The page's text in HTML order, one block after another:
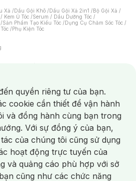
Xả /Dầu Gội Khô /Dầu Gội Xả 2in1 /Bộ Gội Xả /
Kem Ủ Tóc /Serum / Dầu Dưỡng Tóc /
/Sản Phẩm Tạo Kiểu Tóc /Dụng Cụ Chăm Sóc Tóc /
/Phụ Kiện Tóc
/Mặt Nạ Xông Hơi /Nước Rửa Tay/
Đánh Răng /Bàn Chải Điện/
/Máy Tăm Nước/ Nước Súc Miệng/
/ Dung Dịch Vệ Sinh/Dưỡng Vùng Kín/
Vệ Sinh/Tampon/Bọt Cạo Râu /Dao Cạo Râu/
/ Mất Nước/ Da Lão Hóa/ Da Mụn/
Thâm / Nám / Tàn Nhang
Da Cơ Địa
Dụng Cụ / Máy Rửa Mặt Máy Chăm Sóc Da
quyền riêng tư của bạn.
cookie cần thiết để vận hành
và đồng hành cùng bạn trong
Với sự đồng ý của bạn,
của chúng tôi cũng sử dụng
hoạt động trực tuyến của
và quảng cáo phù hợp với sở
cũng như các chức năng